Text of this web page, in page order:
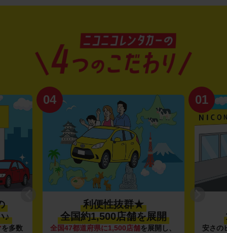
♪
を多数
04
利便性抜群★
全国約1,500店舗を展開
全国47都道府県に1,500店舗を展開し、
01
安さの